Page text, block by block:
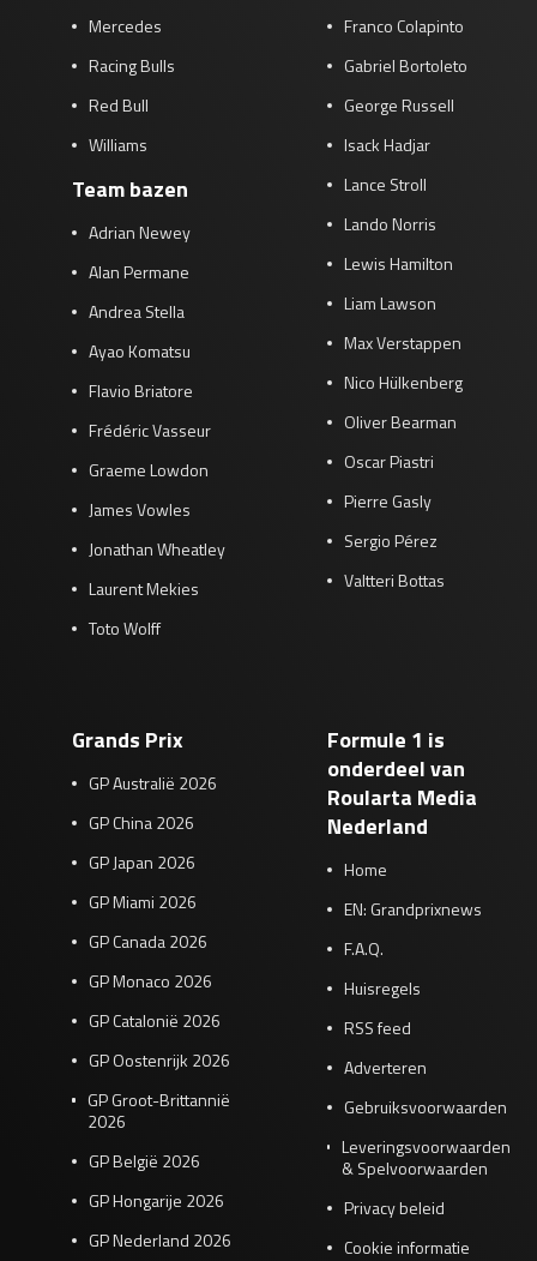
Mercedes
Racing Bulls
Red Bull
Williams
Team bazen
Adrian Newey
Alan Permane
Andrea Stella
Ayao Komatsu
Flavio Briatore
Frédéric Vasseur
Graeme Lowdon
James Vowles
Jonathan Wheatley
Laurent Mekies
Toto Wolff
Franco Colapinto
Gabriel Bortoleto
George Russell
Isack Hadjar
Lance Stroll
Lando Norris
Lewis Hamilton
Liam Lawson
Max Verstappen
Nico Hülkenberg
Oliver Bearman
Oscar Piastri
Pierre Gasly
Sergio Pérez
Valtteri Bottas
Grands Prix
GP Australië 2026
GP China 2026
GP Japan 2026
GP Miami 2026
GP Canada 2026
GP Monaco 2026
GP Catalonië 2026
GP Oostenrijk 2026
GP Groot-Brittannië
2026
GP België 2026
GP Hongarije 2026
GP Nederland 2026
Formule 1 is
onderdeel van
Roularta Media
Nederland
Home
EN: Grandprixnews
F.A.Q.
Huisregels
RSS feed
Adverteren
Gebruiksvoorwaarden
Leveringsvoorwaarden
& Spelvoorwaarden
Privacy beleid
Cookie informatie